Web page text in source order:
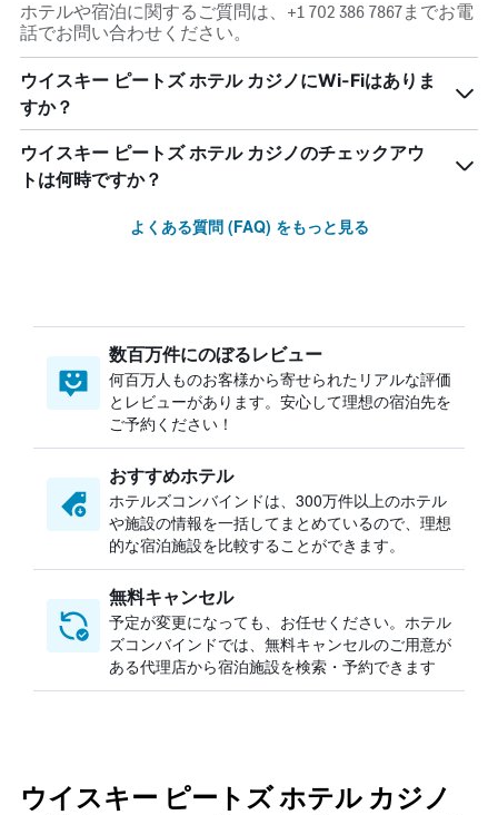
ホテルや宿泊に関するご質問は、+1 702 386 7867までお電
話でお問い合わせください。
ウイスキー ピートズ ホテル カジノにWi-Fiはありま
すか？
ウイスキー ピートズ ホテル カジノのチェックアウ
トは何時ですか？
よくある質問 (FAQ) をもっと見る
数百万件にのぼるレビュー
何百万人ものお客様から寄せられたリアルな評価
とレビューがあります。安心して理想の宿泊先を
ご予約ください！
おすすめホテル
ホテルズコンバインドは、300万件以上のホテル
や施設の情報を一括してまとめているので、理想
的な宿泊施設を比較することができます。
無料キャンセル
予定が変更になっても、お任せください。ホテル
ズコンバインドでは、無料キャンセルのご用意が
ある代理店から宿泊施設を検索・予約できます
ウイスキー ピートズ ホテル カジノ